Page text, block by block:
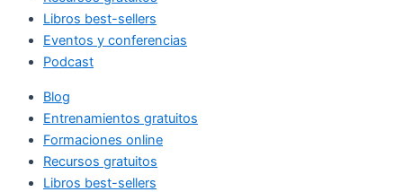
Libros best-sellers
Eventos y conferencias
Podcast
Blog
Entrenamientos gratuitos
Formaciones online
Recursos gratuitos
Libros best-sellers